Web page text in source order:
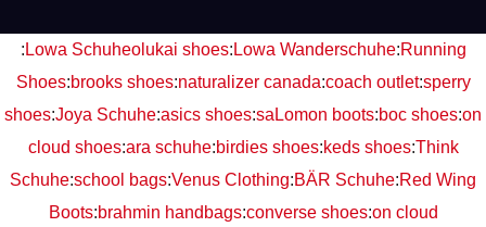
: Lowa Schuheolukai shoes: Lowa Wanderschuhe:Running
Shoes:brooks shoes:naturalizer canada:coach outlet:sperry
shoes:Joya Schuhe:asics shoes:saLomon boots:boc shoes:on
cloud shoes:ara schuhe:birdies shoes:keds shoes:Think
Schuhe:school bags:Venus Clothing:BÄR Schuhe:Red Wing
Boots:brahmin handbags:converse shoes:on cloud